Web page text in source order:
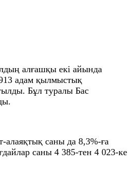
алғашқы екі айында
адам қылмыстық
Бұл туралы Бас
алаяқтық саны да 8,3%-ға
саны 4 385-тен 4 023-ке